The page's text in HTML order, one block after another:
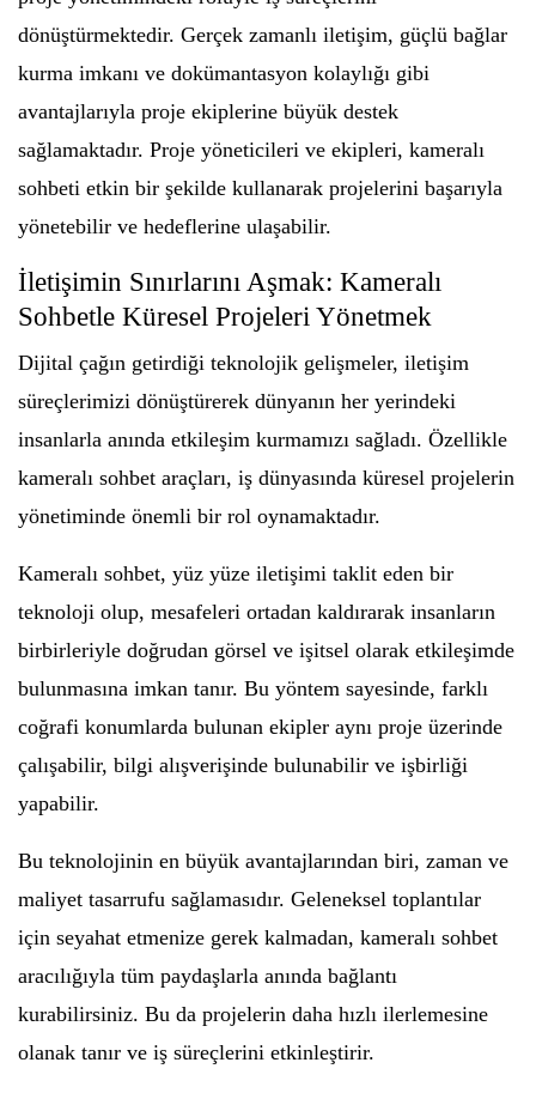
dönüştürmektedir. Gerçek zamanlı iletişim, güçlü bağlar
kurma imkanı ve dokümantasyon kolaylığı gibi
avantajlarıyla proje ekiplerine büyük destek
sağlamaktadır. Proje yöneticileri ve ekipleri, kameralı
sohbeti etkin bir şekilde kullanarak projelerini başarıyla
yönetebilir ve hedeflerine ulaşabilir.
İletişimin Sınırlarını Aşmak: Kameralı
Sohbetle Küresel Projeleri Yönetmek
Dijital çağın getirdiği teknolojik gelişmeler, iletişim
süreçlerimizi dönüştürerek dünyanın her yerindeki
insanlarla anında etkileşim kurmamızı sağladı. Özellikle
kameralı sohbet araçları, iş dünyasında küresel projelerin
yönetiminde önemli bir rol oynamaktadır.
Kameralı sohbet, yüz yüze iletişimi taklit eden bir
teknoloji olup, mesafeleri ortadan kaldırarak insanların
birbirleriyle doğrudan görsel ve işitsel olarak etkileşimde
bulunmasına imkan tanır. Bu yöntem sayesinde, farklı
coğrafi konumlarda bulunan ekipler aynı proje üzerinde
çalışabilir, bilgi alışverişinde bulunabilir ve işbirliği
yapabilir.
Bu teknolojinin en büyük avantajlarından biri, zaman ve
maliyet tasarrufu sağlamasıdır. Geleneksel toplantılar
için seyahat etmenize gerek kalmadan, kameralı sohbet
aracılığıyla tüm paydaşlarla anında bağlantı
kurabilirsiniz. Bu da projelerin daha hızlı ilerlemesine
olanak tanır ve iş süreçlerini etkinleştirir.